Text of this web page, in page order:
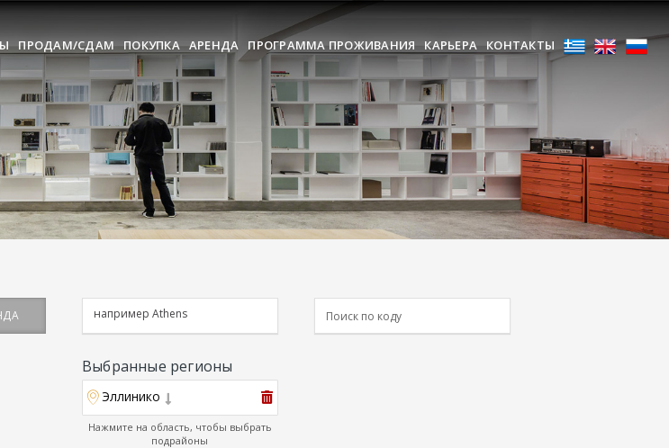
ПРОДАМ/СДАМ ПОКУПКА АРЕНДА ПРОГРАММА ПРОЖИВАНИЯ КАРЬЕРА КОНТАКТЫ
Выбранные регионы
Эллинико
Нажмите на область, чтобы выбрать
подрайоны